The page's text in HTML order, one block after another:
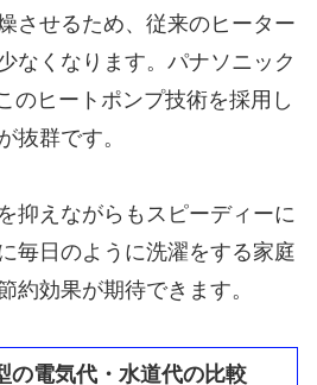
させるため、従来のヒーター
なくなります。パナソニック
のヒートポンプ技術を採用し
抜群です。
抑えながらもスピーディーに
毎日のように洗濯をする家庭
約効果が期待できます。
の電気代・水道代の比較